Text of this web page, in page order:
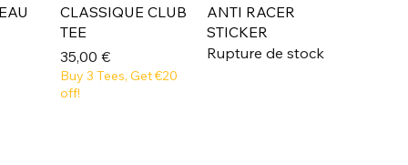
CLASSIQUE CLUB
TEE
Prix
35,00 €
Buy 3 Tees, Get €20
off!
ANTI RACER
STICKER
Rupture de stock